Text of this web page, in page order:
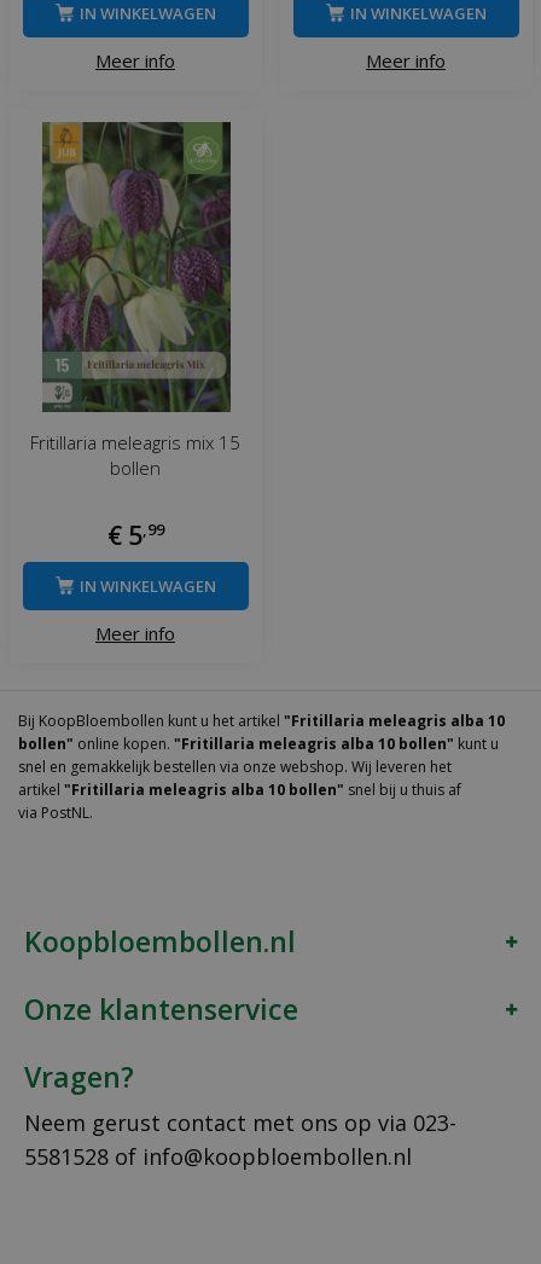
Meer info
IN WINKELWAGEN
Meer info
IN WINKELWAGEN
Fritillaria meleagris mix 15
bollen
€ 5,99
Meer info
IN WINKELWAGEN
Bij KoopBloembollen kunt u het artikel "Fritillaria meleagris alba 10
bollen" online kopen. "Fritillaria meleagris alba 10 bollen" kunt u
snel en gemakkelijk bestellen via onze webshop. Wij leveren het
artikel "Fritillaria meleagris alba 10 bollen" snel bij u thuis af
via PostNL.
Koopbloembollen.nl
Onze klantenservice
Vragen?
Neem gerust contact met ons op via 023-
5581528 of info@koopbloembollen.nl